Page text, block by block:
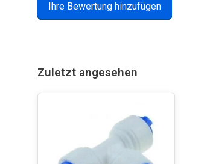
Ihre Bewertung hinzufügen
Zuletzt angesehen